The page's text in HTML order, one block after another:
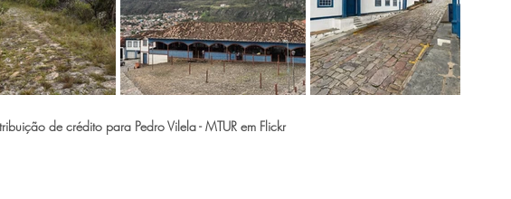
de crédito para Pedro Vilela - MTUR em Flickr